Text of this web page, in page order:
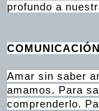
profundo a
Amar sin saber
amamos. Para
comprenderlo.